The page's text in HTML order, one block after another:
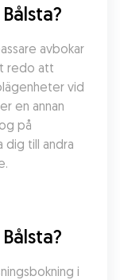
avbokar
redo att
vid
en annan
på
dig till andra
i